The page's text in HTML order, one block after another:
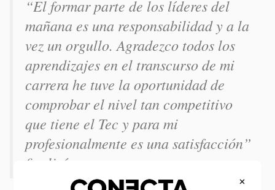
“El formar parte de los líderes del
mañana es una responsabilidad y a la
vez un orgullo. Agradezco todos los
aprendizajes en el transcurso de mi
carrera he tuve la oportunidad de
comprobar el nivel tan competitivo
que tiene el Tec y para mi
profesionalmente es una satisfacción”
finalizó.
×